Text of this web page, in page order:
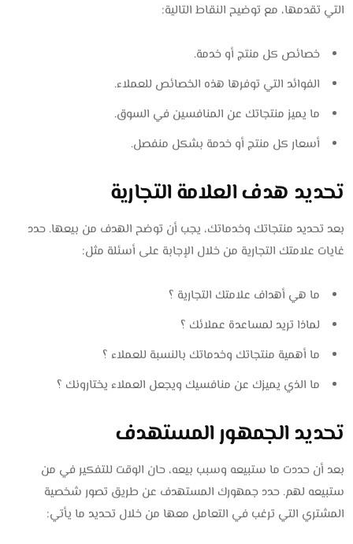
التي تقدمها، مع توضيح النقاط التالية:
خصائص كل منتج أو خدمة.
الفوائد التي توفرها هذه الخصائص للعملاء.
ما يميز منتجاتك عن المنافسين في السوق.
أسعار كل منتج أو خدمة بشكل منفصل.
تحديد هدف العلامة التجارية
بعد تحديد منتجاتك وخدماتك، يجب أن توضح الهدف من بيعها. حدد
غايات علامتك التجارية من خلال الإجابة على أسئلة مثل:
ما هي أهداف علامتك التجارية ؟
لماذا تريد لمساعدة عملائك ؟
ما أهمية منتجاتك وخدماتك بالنسبة للعملاء ؟
ما الذي يميزك عن منافسيك ويجعل العملاء يختارونك ؟
تحديد الجمهور المستهدف
بعد أن حددت ما ستبيعه وسبب بيعه، حان الوقت للتفكير في من
ستبيعه لهم. حدد جمهورك المستهدف عن طريق تصور شخصية
المشتري التي ترغب في التعامل معها من خلال تحديد ما يأتي: